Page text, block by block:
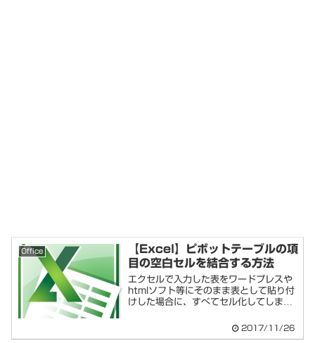
Office
【Excel】ピボットテーブルの項
目の空白セルを結合する方法
エクセルで入力した表をワードプレスや
htmlソフト等にそのまま表として貼り付
けした場合に、すべてセル化してしまう
2017/11/26